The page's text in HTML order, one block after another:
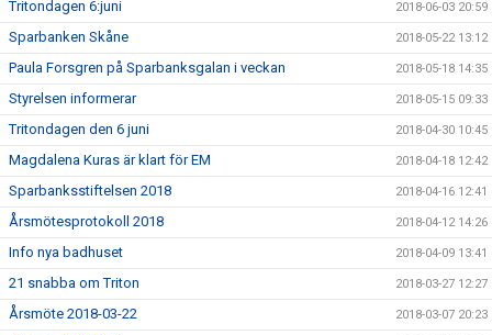
Tritondagen 6:juni 2018-06-03 20:59
Sparbanken Skåne 2018-05-22 13:12
Paula Forsgren på Sparbanksgalan i veckan 2018-05-18 14:35
Styrelsen informerar 2018-05-15 09:33
Tritondagen den 6 juni 2018-04-30 10:45
Magdalena Kuras är klart för EM 2018-04-18 12:42
Sparbanksstiftelsen 2018 2018-04-16 12:41
Årsmötesprotokoll 2018 2018-04-12 14:26
Info nya badhuset 2018-04-09 13:41
21 snabba om Triton 2018-03-27 12:27
Årsmöte 2018-03-22 2018-03-07 20:23